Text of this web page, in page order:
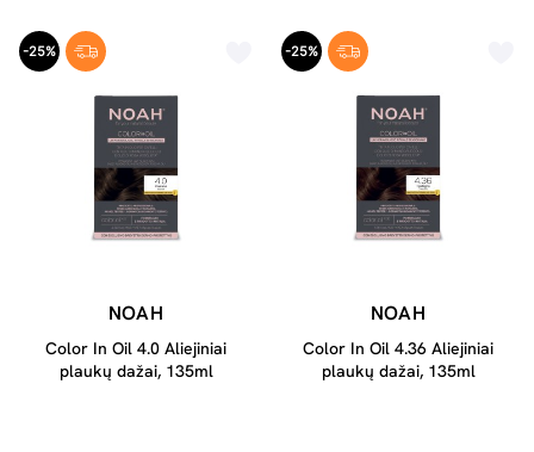
-25%
NOAH
Color In Oil 4.0 Aliejiniai
plaukų dažai, 135ml
-25%
NOAH
Color In Oil 4.36 Aliejiniai
plaukų dažai, 135ml